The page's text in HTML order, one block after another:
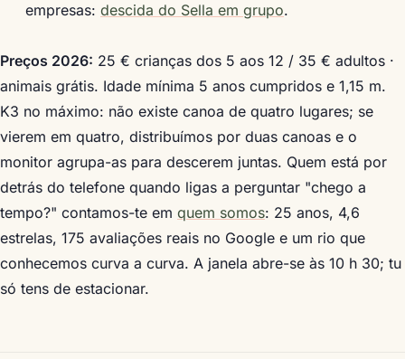
empresas: descida do Sella em grupo.
Preços 2026: 25 € crianças dos 5 aos 12 / 35 € adultos ·
animais grátis. Idade mínima 5 anos cumpridos e 1,15 m.
K3 no máximo: não existe canoa de quatro lugares; se
vierem em quatro, distribuímos por duas canoas e o
monitor agrupa-as para descerem juntas. Quem está por
detrás do telefone quando ligas a perguntar "chego a
tempo?" contamos-te em quem somos: 25 anos, 4,6
estrelas, 175 avaliações reais no Google e um rio que
conhecemos curva a curva. A janela abre-se às 10 h 30; tu
só tens de estacionar.